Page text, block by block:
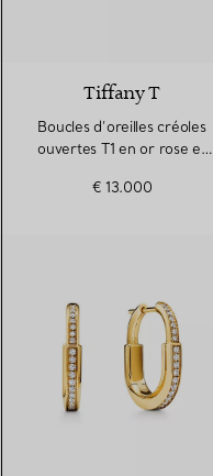
Tiffany T
Boucles d’oreilles créoles
ouvertes T1 en or rose et
€ 13.000